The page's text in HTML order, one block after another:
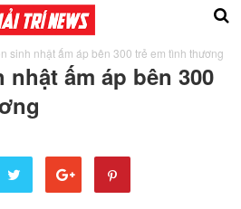
sinh nhật ấm áp bên 300 trẻ em tình thương
ấm áp bên 300